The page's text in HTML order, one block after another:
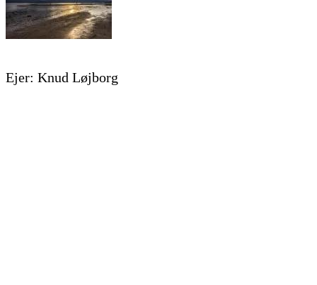
Ejer: Knud Løjborg